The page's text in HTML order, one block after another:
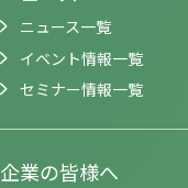
ニュース一覧
イベント情報一覧
セミナー情報一覧
企業の皆様へ